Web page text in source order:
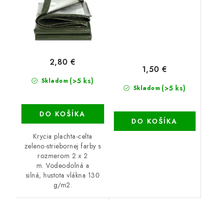
Skladom (>5 ks)
2,80 €
DO KOŠÍKA
Krycia plachta-celta
zeleno-striebornej farby s
rozmerom 2 x 2
m. Vodeodolná a
silná, hustota vlákna 130
g/m2.
Skladom (>5 ks)
1,50 €
DO KOŠÍKA